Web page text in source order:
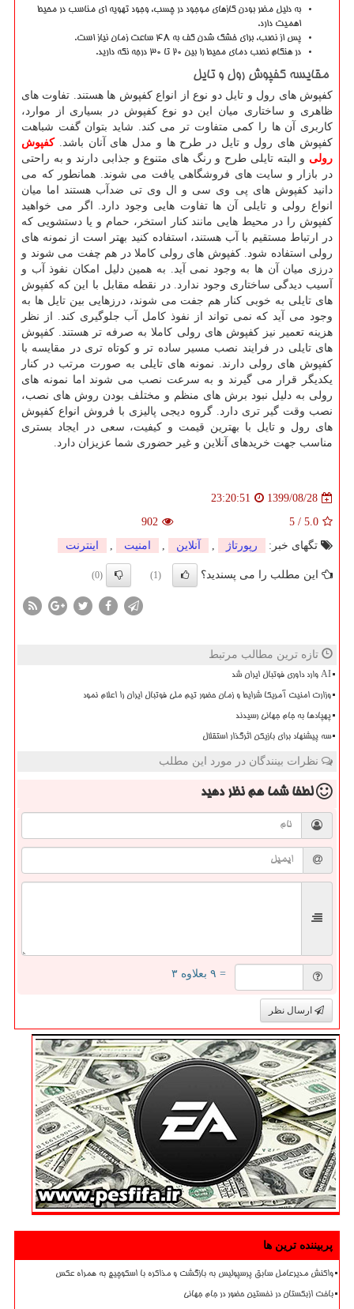
به دلیل مضر بودن گازهای موجود در چسب، وجود تهویه ای مناسب در محیط
اهمیت دارد.
پس از نصب، برای خشک شدن کف به 48 ساعت زمان نیاز است.
در هنگام نصب دمای محیط را بین 20 تا 30 درجه نگه دارید.
مقایسه کفپوش رول و تایل
کفپوش های رول و تایل دو نوع از انواع کفپوش ها هستند. تفاوت های
ظاهری و ساختاری میان این دو نوع کفپوش در بسیاری از موارد،
کاربری آن ها را کمی متفاوت تر می کند. شاید بتوان گفت شباهت
کفپوش های رول و تایل در طرح ها و مدل های آنان باشد.کفپوش
رولی و البته تایلی طرح و رنگ های متنوع و جذابی دارند و به راحتی
در بازار و سایت های فروشگاهی یافت می شوند. همانطور که می
دانید کفپوش های پی وی سی و ال وی تی ضدآب هستند اما میان
انواع رولی و تایلی آن ها تفاوت هایی وجود دارد. اگر می خواهید
کفپوش را در محیط هایی مانند کنار استخر، حمام و یا دستشویی که
در ارتباط مستقیم با آب هستند، استفاده کنید بهتر است از نمونه های
رولی استفاده شود. کفپوش های رولی کاملا در هم چفت می شوند و
درزی میان آن ها به وجود نمی آید. به همین دلیل امکان نفوذ آب و
آسیب دیدگی ساختاری وجود ندارد. در نقطه مقابل با این که کفپوش
های تایلی به خوبی کنار هم جفت می شوند، درزهایی بین تایل ها به
وجود می آید که نمی تواند از نفوذ کامل آب جلوگیری کند. از نظر
هزینه تعمیر نیز کفپوش های رولی کاملا به صرفه تر هستند. کفپوش
های تایلی در فرایند نصب مسیر ساده تر و کوتاه تری در مقایسه با
کفپوش های رولی دارند. نمونه های تایلی به صورت مرتب در کنار
یکدیگر قرار می گیرند و به سرعت نصب می شوند اما نمونه های
رولی به دلیل نبود برش های منظم و مختلف بودن روش های نصب،
نصب وقت گیر تری دارد. گروه دیجی پالیزی با فروش انواع کفپوش
های رول و تایل با بهترین قیمت و کیفیت، سعی در ایجاد بستری
مناسب جهت خریدهای آنلاین و غیر حضوری شما عزیزان دارد.
1399/08/28
23:20:51
5.0
/
5
902
تگهای خبر:
رپورتاژ , آنلاین , امنیت , اینترنت
این مطلب را می پسندید؟ (1)
(0)
تازه ترین مطالب مرتبط
AI وارد داوری فوتبال ایران شد
وزارت امنیت آمریکا شرایط و زمان حضور تیم ملی فوتبال ایران را اعلام نمود
پهپادها به جام جهانی رسیدند
سه پیشنهاد برای بازیکن اثرگذار استقلال
نظرات بینندگان در مورد این مطلب
لطفا شما همنظر دهید
= ۹ بعلاوه ۳
ارسال نظر
پربیننده ترین ها
واکنش مدیرعامل سابق پرسپولیس به بازگشت و مذاکره با اسکوچیچ به همراه عکس
باخت ازبکستان در نخستین حضور در جام جهانی